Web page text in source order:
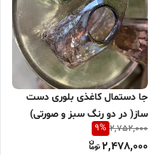
جا دستمال کاغذی بلوری دست
ساز( در دو رنگ سبز و صورتی)
2,752,000
9%
2,478,000